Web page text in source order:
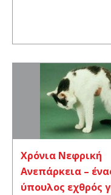
Χρόνια Νεφρική
Ανεπάρκεια –
ύπουλος εχθρός